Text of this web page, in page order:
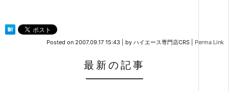
Posted on 2007.09.17 15:43 by ハイエース専門店CRS Perma Link
最新の記事